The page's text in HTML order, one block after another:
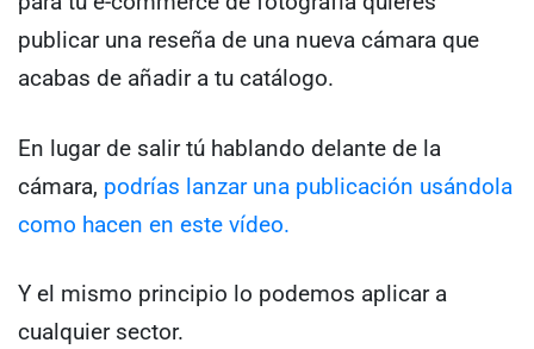
publicar una reseña de una nueva cámara que
acabas de añadir a tu catálogo.
En lugar de salir tú hablando delante de la
cámara, podrías lanzar una publicación usándola
como hacen en este vídeo.
Y el mismo principio lo podemos aplicar a
cualquier sector.